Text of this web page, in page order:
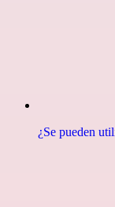
¿Se pueden